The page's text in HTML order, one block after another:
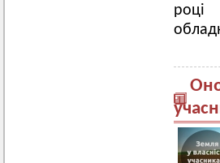
році